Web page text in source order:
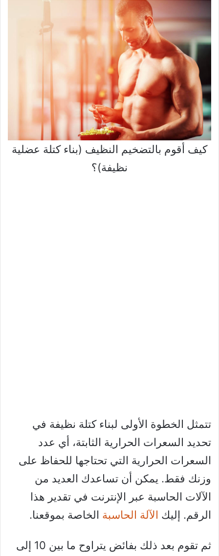
كيف أقوم بالتضخيم النظيف (بناء كتلة عضلية
نظيفة)؟
تتمثل الخطوة الأولى لبناء كتلة نظيفة في
تحديد السعرات الحرارية الثابتة، أي عدد
السعرات الحرارية التي تحتاجها للحفاظ على
وزنك فقط. يمكن أن تساعدك العديد من
الآلات الحاسبة عبر الإنترنت في تقدير هذا
الرقم. إليك الآلة الحاسبة الخاصة بموقعنا.
ثم تقوم بعد ذلك بفائض يتراوح ما بين 10 إلى